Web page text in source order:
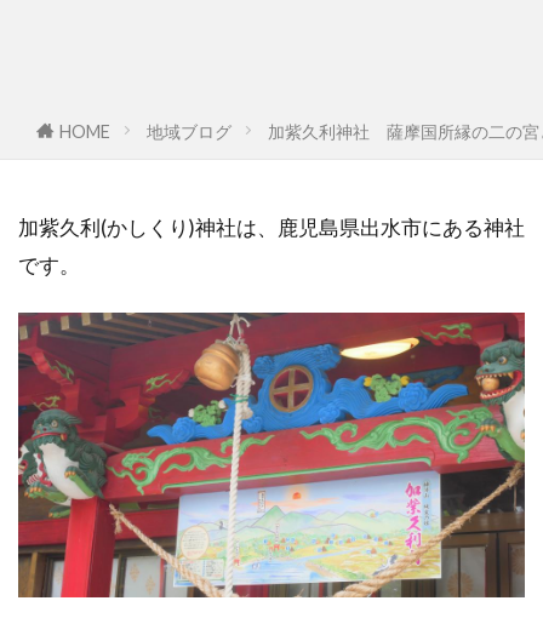
HOME 地域ブログ 加紫久利神社 薩摩国所縁の二の宮
加紫久利(かしくり)神社は、鹿児島県出水市にある神社
です。